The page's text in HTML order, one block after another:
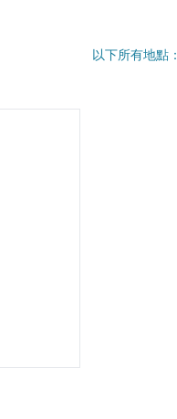
以下所有地點：